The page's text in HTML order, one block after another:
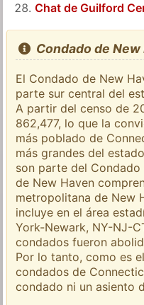
Chat de Guilford
Condado de New
El Condado de New
parte sur central del
A partir del censo de
862,477, lo que la
más poblado de
más grandes del
son parte del
de New Haven
metropolitana de New
incluye en el área
York-Newark, NY-NJ-
condados fueron
Por lo tanto, como es
condados de
condado ni un asiento